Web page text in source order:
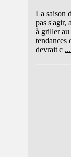
La saison
pas s'agir,
à griller au
tendances
devrait c ...